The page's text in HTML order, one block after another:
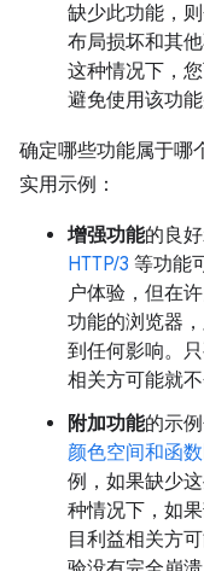
缺少此功能，
布局损坏和其
这种情况下，
避免使用该功
确定哪些功能属于哪
实用示例：
增强功能的良
HTTP/3 等功能
户体验，但在
功能的浏览器
到任何影响。
相关方可能就
附加功能的示
颜色空间和函数
例，如果缺少
种情况下，如
目利益相关方